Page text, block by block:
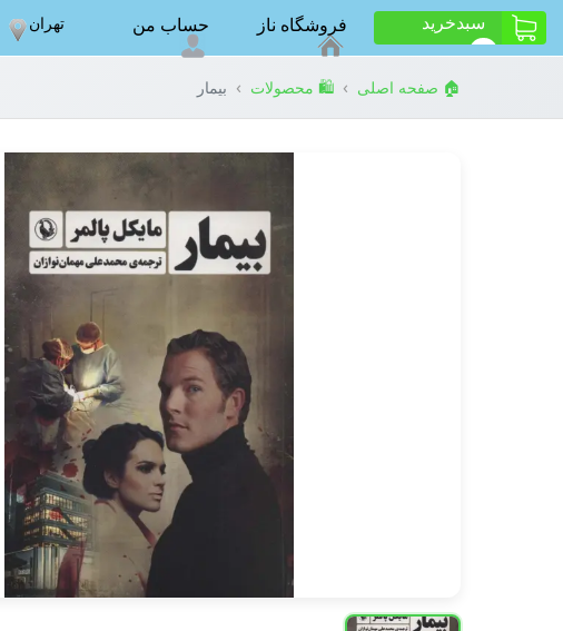
سبد‌خرید فروشگاه ناز حساب من تهران
🏠 صفحه اصلی › 🛍️ محصولات › بیمار